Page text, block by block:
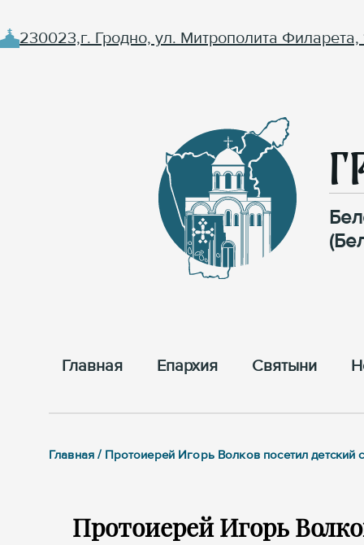
230023,г. Гродно, ул. Митрополита Филарета,
Главная Епархия Cвятыни
Главная / Протоиерей Игорь Волков посетил детский
Протоиерей Игорь